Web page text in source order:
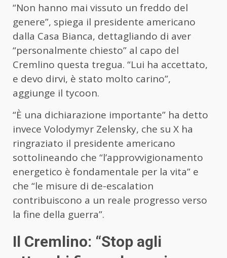
“Non hanno mai vissuto un freddo del
genere”, spiega il presidente americano
dalla Casa Bianca, dettagliando di aver
“personalmente chiesto” al capo del
Cremlino questa tregua. “Lui ha accettato,
e devo dirvi, è stato molto carino”,
aggiunge il tycoon.
“È una dichiarazione importante” ha detto
invece Volodymyr Zelensky, che su X ha
ringraziato il presidente americano
sottolineando che “l’approvvigionamento
energetico è fondamentale per la vita” e
che “le misure di de-escalation
contribuiscono a un reale progresso verso
la fine della guerra”.
Il Cremlino: “Stop agli